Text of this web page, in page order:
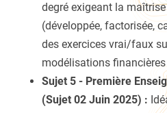
degré exigeant la
(développée, factorisée,
des exercices vrai/faux
modélisations
Sujet 5 - Première
(Sujet 02 Juin 2025) :